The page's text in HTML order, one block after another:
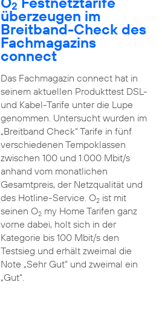
2
überzeugen im
Breitband-Check des
Fachmagazins
connect
Das Fachmagazin connect hat in
seinem aktuellen Produkttest DSL-
und Kabel-Tarife unter die Lupe
genommen. Untersucht wurden im
„Breitband Check“ Tarife in fünf
verschiedenen Tempoklassen
zwischen 100 und 1.000 Mbit/s
anhand vom monatlichen
Gesamtpreis, der Netzqualität und
des Hotline-Service. O2ist mit
seinen O2my Home Tarifen ganz
vorne dabei, holt sich in der
Kategorie bis 100 Mbit/s den
Testsieg und erhält zweimal die
Note „Sehr Gut“ und zweimal ein
„Gut“.